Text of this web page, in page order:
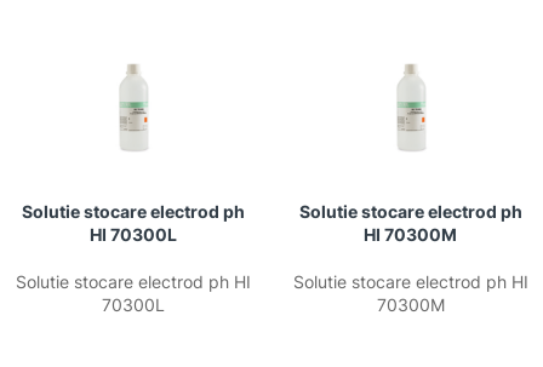
Solutie stocare electrod ph
HI 70300L
Solutie stocare electrod ph HI
70300L
Solutie stocare electrod ph
HI 70300M
Solutie stocare electrod ph HI
70300M